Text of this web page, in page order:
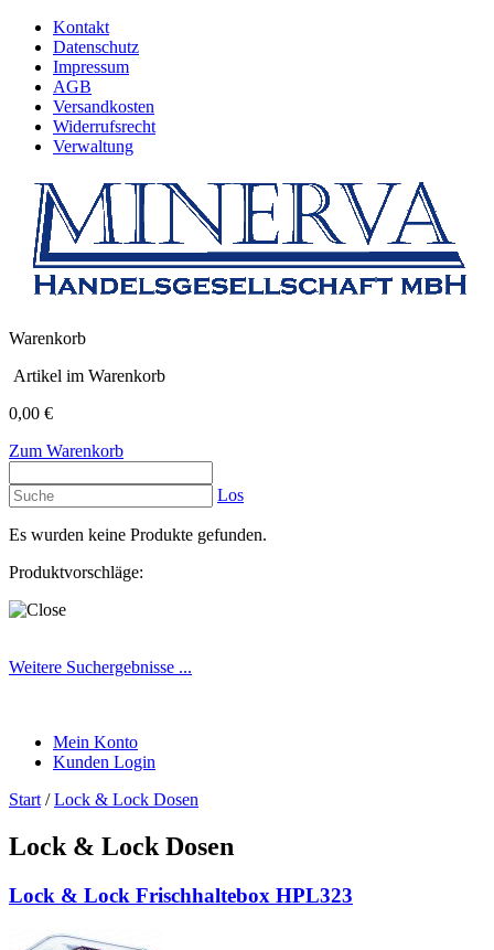
Kontakt
Datenschutz
Impressum
AGB
Versandkosten
Widerrufsrecht
Verwaltung
Warenkorb
Artikel im Warenkorb
0,00 €
Zum Warenkorb
Los
Es wurden keine Produkte gefunden.
Produktvorschläge:
Weitere Suchergebnisse ...
Mein Konto
Kunden Login
Start /Lock & Lock Dosen
Lock & Lock Dosen
Lock & Lock Frischhaltebox HPL323